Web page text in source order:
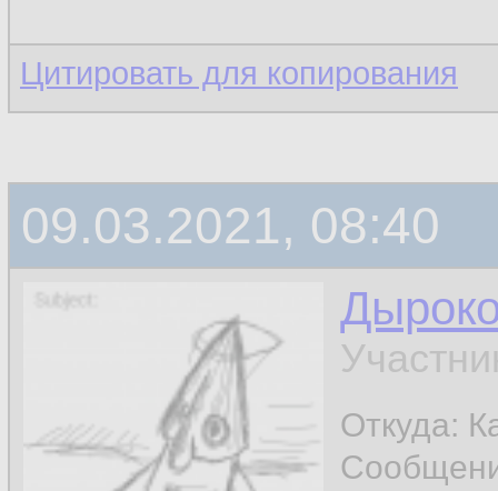
Цитировать для копирования
09.03.2021, 08:40
Откуда: